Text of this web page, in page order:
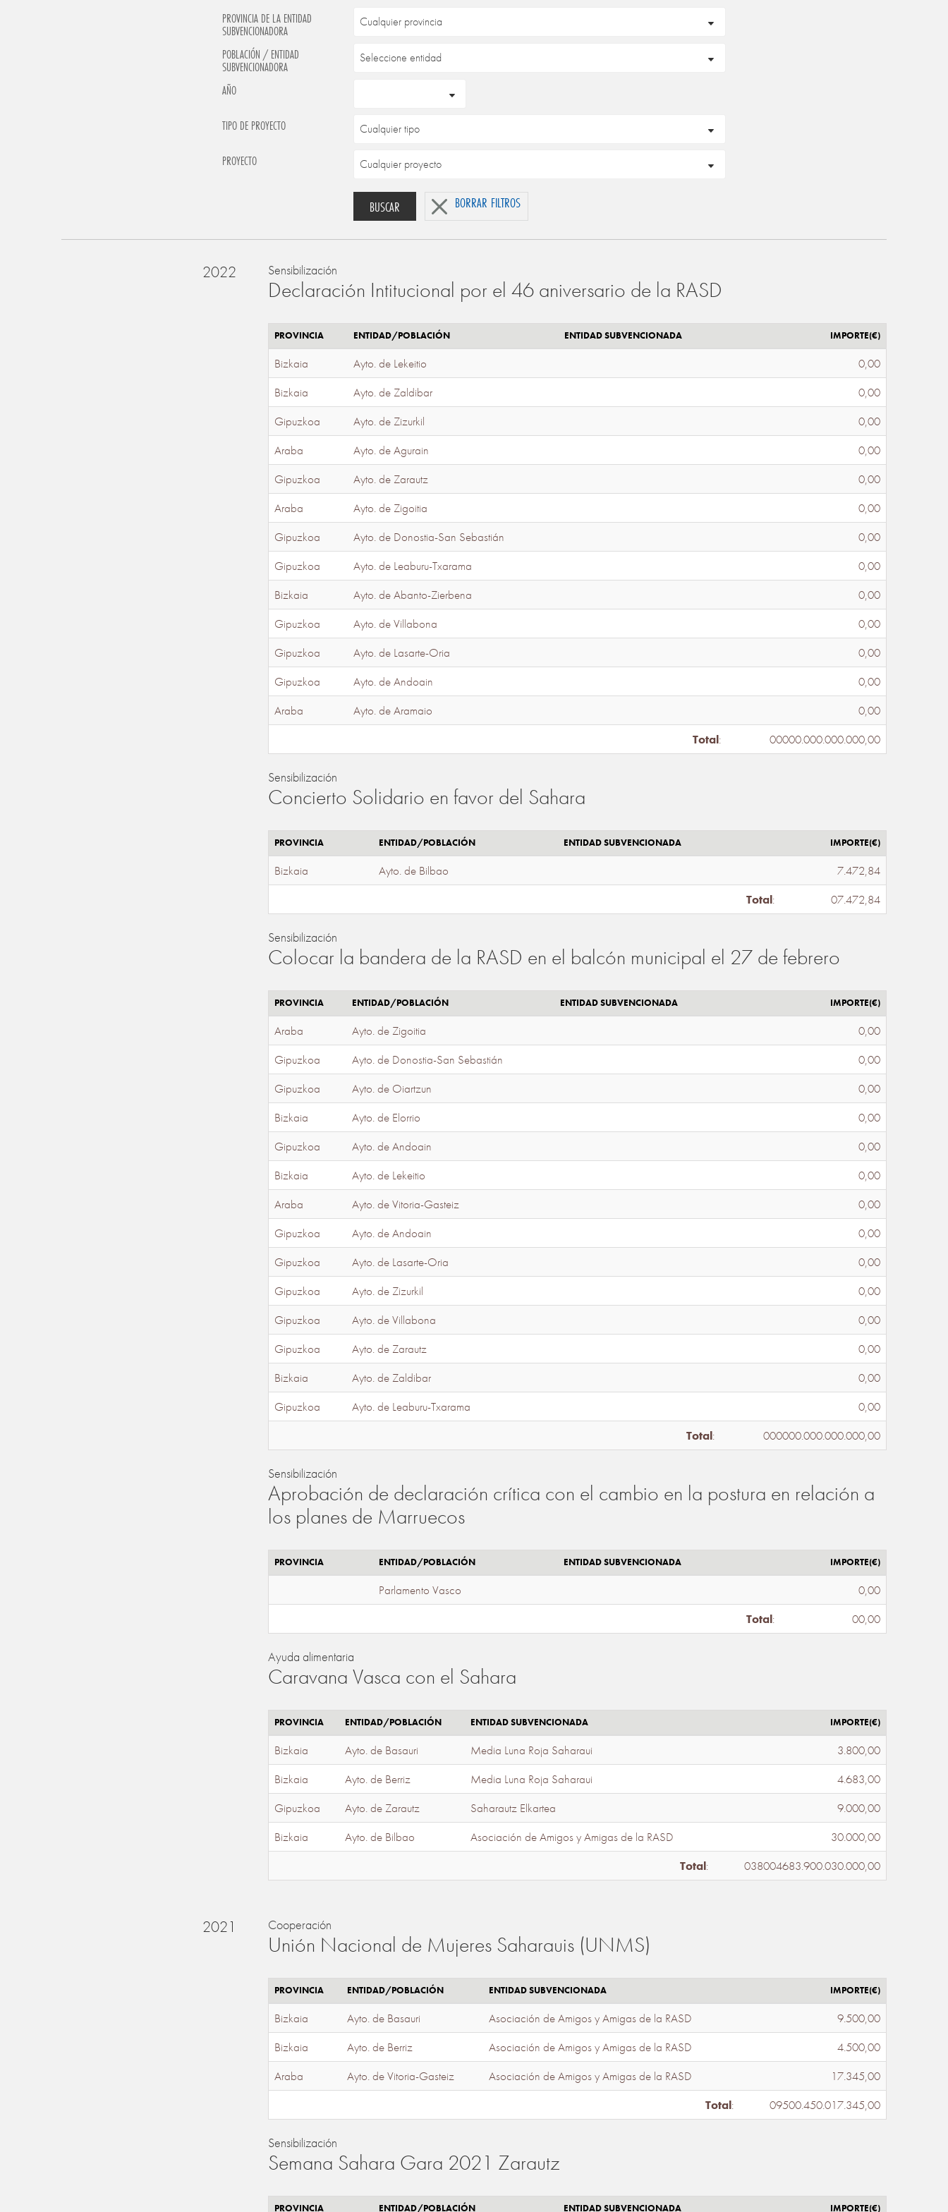
PROVINCIA DE LA ENTIDAD
SUBVENCIONADORA
POBLACIÓN / ENTIDAD
SUBVENCIONADORA
AÑO
TIPO DE PROYECTO
PROYECTO
BUSCAR BORRAR FILTROS
2022 Sensibilización
Declaración Intitucional por el 46 aniversario de la RASD
PROVINCIA ENTIDAD/POBLACIÓN ENTIDAD SUBVENCIONADA IMPORTE(€)
Bizkaia Ayto. de Lekeitio
0,00
Bizkaia
Ayto. de Zaldibar
0,00
Gipuzkoa
Ayto. de Zizurkil
0,00
Araba
Ayto. de Agurain
0,00
Gipuzkoa
Ayto. de Zarautz
0,00
Araba
Ayto. de Zigoitia
0,00
Gipuzkoa
Ayto. de Donostia-San Sebastián
0,00
Gipuzkoa
Ayto. de Leaburu-Txarama
0,00
Bizkaia
Ayto. de Abanto-Zierbena
0,00
Gipuzkoa
Ayto. de Villabona
0,00
Gipuzkoa
Ayto. de Lasarte-Oria
0,00
Gipuzkoa
Ayto. de Andoain
0,00
Araba
Ayto. de Aramaio
0,00
Total: 00000.000.000.000,00
Sensibilización
Concierto Solidario en favor del Sahara
PROVINCIA ENTIDAD/POBLACIÓN ENTIDAD SUBVENCIONADA IMPORTE(€)
Bizkaia Ayto. de Bilbao
7.472,84
Total: 07.472,84
Sensibilización
Colocar la bandera de la RASD en el balcón municipal el 27 de febrero
PROVINCIA ENTIDAD/POBLACIÓN ENTIDAD SUBVENCIONADA IMPORTE(€)
Araba Ayto. de Zigoitia
0,00
Gipuzkoa
Ayto. de Donostia-San Sebastián
0,00
Gipuzkoa
Ayto. de Oiartzun
0,00
Bizkaia
Ayto. de Elorrio
0,00
Gipuzkoa
Ayto. de Andoain
0,00
Bizkaia
Ayto. de Lekeitio
0,00
Araba
Ayto. de Vitoria-Gasteiz
0,00
Gipuzkoa
Ayto. de Andoain
0,00
Gipuzkoa
Ayto. de Lasarte-Oria
0,00
Gipuzkoa
Ayto. de Zizurkil
0,00
Gipuzkoa
Ayto. de Villabona
0,00
Gipuzkoa
Ayto. de Zarautz
0,00
Bizkaia
Ayto. de Zaldibar
0,00
Gipuzkoa
Ayto. de Leaburu-Txarama
0,00
Total: 000000.000.000.000,00
Sensibilización
Aprobación de declaración crítica con el cambio en la postura en relación a
los planes de Marruecos
PROVINCIA ENTIDAD/POBLACIÓN ENTIDAD SUBVENCIONADA IMPORTE(€)
Parlamento Vasco
0,00
Total: 00,00
Ayuda alimentaria
Caravana Vasca con el Sahara
PROVINCIA ENTIDAD/POBLACIÓN ENTIDAD SUBVENCIONADA IMPORTE(€)
Bizkaia Ayto. de Basauri Media Luna Roja Saharaui
3.800,00
Bizkaia
Ayto. de Berriz Media Luna Roja Saharaui
4.683,00
Gipuzkoa
Ayto. de Zarautz Saharautz Elkartea
9.000,00
Bizkaia
Ayto. de Bilbao Asociación de Amigos y Amigas de la RASD
30.000,00
Total: 038004683.900.030.000,00
2021 Cooperación
Unión Nacional de Mujeres Saharauis (UNMS)
PROVINCIA ENTIDAD/POBLACIÓN ENTIDAD SUBVENCIONADA IMPORTE(€)
Bizkaia Ayto. de Basauri Asociación de Amigos y Amigas de la RASD
9.500,00
Bizkaia
Ayto. de Berriz Asociación de Amigos y Amigas de la RASD
4.500,00
Araba
Ayto. de Vitoria-Gasteiz Asociación de Amigos y Amigas de la RASD
17.345,00
Total: 09500.450.017.345,00
Sensibilización
Semana Sahara Gara 2021 Zarautz
PROVINCIA ENTIDAD/POBLACIÓN ENTIDAD SUBVENCIONADA IMPORTE(€)